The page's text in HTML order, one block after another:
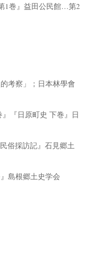
1巻』益田公民館…第2
考察」；日本林學會
『日原町史 下巻』日
俗採訪記』石見郷土
島根郷土史学会